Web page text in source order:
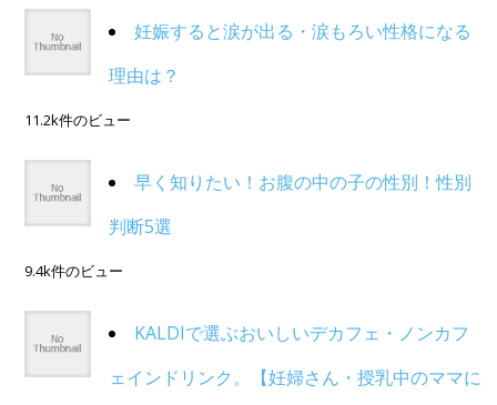
妊娠すると涙が出る・涙もろい性格になる
理由は？
11.2k件のビュー
早く知りたい！お腹の中の子の性別！性別
判断5選
9.4k件のビュー
KALDIで選ぶおいしいデカフェ・ノンカフ
ェインドリンク。【妊婦さん・授乳中のママに